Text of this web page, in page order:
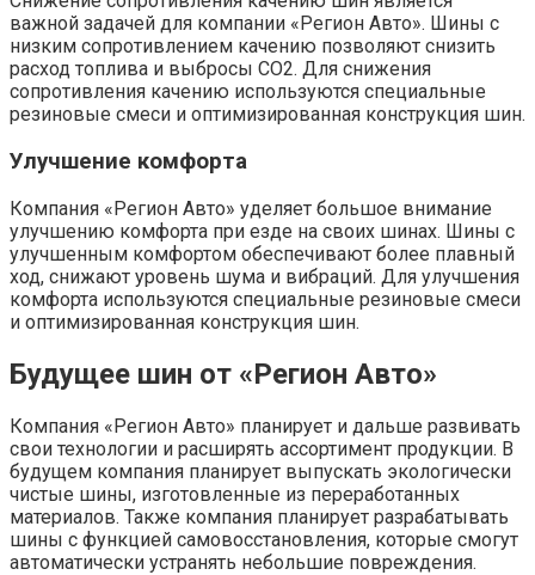
важной задачей для компании «Регион Авто». Шины с
низким сопротивлением качению позволяют снизить
расход топлива и выбросы CO2. Для снижения
сопротивления качению используются специальные
резиновые смеси и оптимизированная конструкция шин.
Улучшение комфорта
Компания «Регион Авто» уделяет большое внимание
улучшению комфорта при езде на своих шинах. Шины с
улучшенным комфортом обеспечивают более плавный
ход, снижают уровень шума и вибраций. Для улучшения
комфорта используются специальные резиновые смеси
и оптимизированная конструкция шин.
Будущее шин от «Регион Авто»
Компания «Регион Авто» планирует и дальше развивать
свои технологии и расширять ассортимент продукции. В
будущем компания планирует выпускать экологически
чистые шины, изготовленные из переработанных
материалов. Также компания планирует разрабатывать
шины с функцией самовосстановления, которые смогут
автоматически устранять небольшие повреждения.